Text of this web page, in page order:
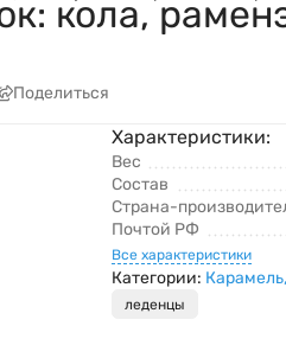
кола,
Поделиться
Характеристики:
Вес
Состав
Страна-
Почтой РФ
Все характеристики
Категории:
леденцы